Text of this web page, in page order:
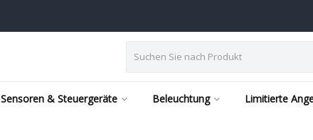
Sensoren & Steuergeräte Beleuchtung Limitierte